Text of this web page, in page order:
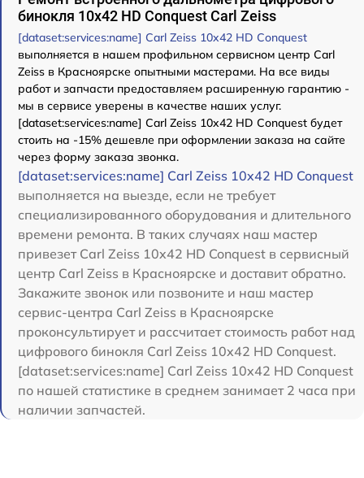
бинокля 10x42 HD Conquest Carl Zeiss
[dataset:services:name] Carl Zeiss 10x42 HD Conquest
выполняется в нашем профильном сервисном центр Carl
Zeiss в Красноярске опытными мастерами. На все виды
работ и запчасти предоставляем расширенную гарантию -
мы в сервисе уверены в качестве наших услуг.
[dataset:services:name] Carl Zeiss 10x42 HD Conquest будет
стоить на -15% дешевле при оформлении заказа на сайте
через форму заказа звонка.
[dataset:services:name] Carl Zeiss 10x42 HD Conquest
выполняется на выезде, если не требует
специализированного оборудования и длительного
времени ремонта. В таких случаях наш мастер
привезет Carl Zeiss 10x42 HD Conquest в сервисный
центр Carl Zeiss в Красноярске и доставит обратно.
Закажите звонок или позвоните и наш мастер
сервис-центра Carl Zeiss в Красноярске
проконсультирует и рассчитает стоимость работ над
цифрового бинокля Carl Zeiss 10x42 HD Conquest.
[dataset:services:name] Carl Zeiss 10x42 HD Conquest
по нашей статистике в среднем занимает 2 часа при
наличии запчастей.